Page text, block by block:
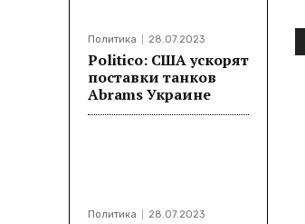
Политика 28.07.2023
Politico: США ускорят
поставки танков
Abrams Украине
Политика 28.07.2023